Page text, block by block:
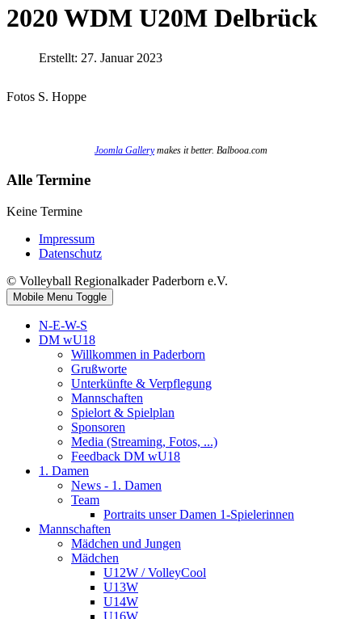
2020 WDM U20M Delbrück
Erstellt: 27. Januar 2023
Fotos S. Hoppe
Joomla Gallerymakes it better. Balbooa.com
Alle Termine
Keine Termine
Impressum
Datenschutz
© Volleyball Regionalkader Paderborn e.V.
Mobile Menu Toggle
N-E-W-S
DM wU18
Willkommen in Paderborn
Grußworte
Unterkünfte & Verpflegung
Mannschaften
Spielort & Spielplan
Sponsoren
Media (Streaming, Fotos, ...)
Feedback DM wU18
1. Damen
News - 1. Damen
Team
Portraits unser Damen 1-Spielerinnen
Mannschaften
Mädchen und Jungen
Mädchen
U12W / VolleyCool
U13W
U14W
U16W